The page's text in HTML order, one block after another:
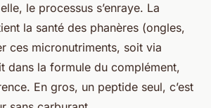
le processus s’enraye. La
la santé des phanères (ongles,
ces micronutriments, soit via
dans la formule du complément,
En gros, un peptide seul, c’est